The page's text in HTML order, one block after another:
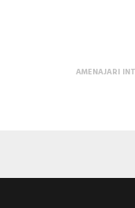
AMENAJARI